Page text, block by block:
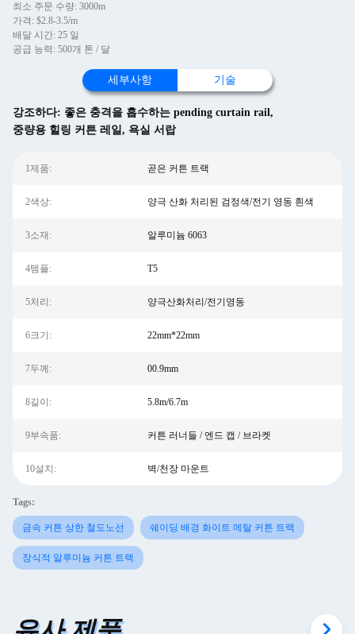
최소 주문 수량: 3000m
가격: $2.8-3.5/m
배달 시간: 25 일
공급 능력: 500개 톤 / 달
세부사항 기술
강조하다: 좋은 충격을 흡수하는 pending curtain rail,
중량용 힐링 커튼 레일, 욕실 서랍
1제품: 곧은 커튼 트랙
2색상: 양극 산화 처리된 검정색/전기 영동 흰색
3소재: 알루미늄 6063
4템플: T5
5처리: 양극산화처리/전기영동
6크기: 22mm*22mm
7두께: 00.9mm
8길이: 5.8m/6.7m
9부속품: 커튼 러너들 / 엔드 캡 / 브라켓
10설치: 벽/천장 마운트
Tags:
금속 커튼 상한 철도노선 쉐이딩 배경 화이트 메탈 커튼 트랙
장식적 알루미늄 커튼 트랙